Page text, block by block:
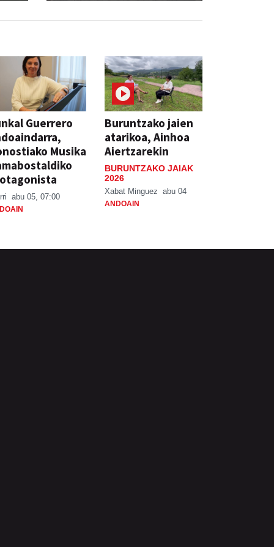
Guerrero
Musika
abu 05, 07:00
Buruntzako jaien
atarikoa, Ainhoa
Aiertzarekin
BURUNTZAKO JAIAK
2026
Xabat Minguez abu 04
ANDOAIN